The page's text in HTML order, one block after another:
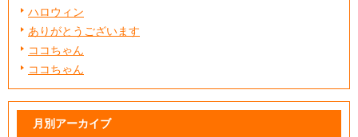
ハロウィン
ありがとうございます
ココちゃん
ココちゃん
月別アーカイブ